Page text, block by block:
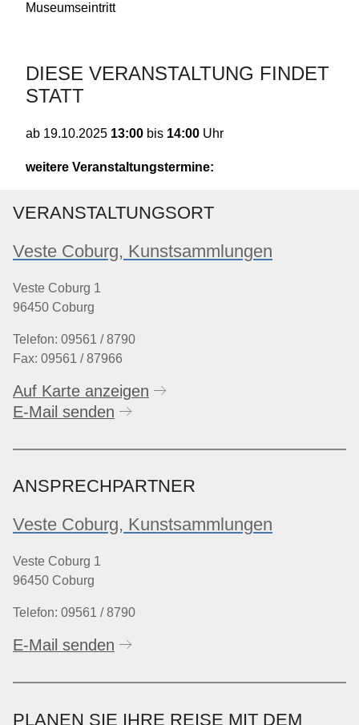
Museumseintritt
DIESE VERANSTALTUNG FINDET
STATT
ab 19.10.2025 13:00 bis 14:00 Uhr
weitere Veranstaltungstermine:
VERANSTALTUNGSORT
Veste Coburg, Kunstsammlungen
Veste Coburg 1
96450 Coburg
Telefon: 09561 / 8790
Fax: 09561 / 87966
Auf Karte anzeigen
E-Mail senden
ANSPRECHPARTNER
Veste Coburg, Kunstsammlungen
Veste Coburg 1
96450 Coburg
Telefon: 09561 / 8790
E-Mail senden
PLANEN SIE IHRE REISE MIT DEM